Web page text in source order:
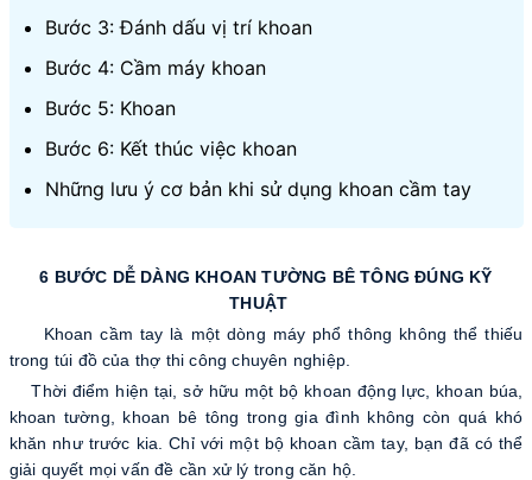
Bước 3: Đánh dấu vị trí khoan
Bước 4: Cầm máy khoan
Bước 5: Khoan
Bước 6: Kết thúc việc khoan
Những lưu ý cơ bản khi sử dụng khoan cầm tay
6 BƯỚC DỄ DÀNG KHOAN TƯỜNG BÊ TÔNG ĐÚNG KỸ
THUẬT
Khoan cầm tay là một dòng máy phổ thông không thể thiếu
trong túi đồ của thợ thi công chuyên nghiệp.
Thời điểm hiện tại, sở hữu một bộ khoan động lực, khoan búa,
khoan tường, khoan bê tông trong gia đình không còn quá khó
khăn như trước kia. Chỉ với một bộ khoan cầm tay, bạn đã có thể
giải quyết mọi vấn đề cần xử lý trong căn hộ.